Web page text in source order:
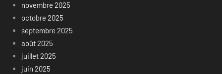
novembre 2025
octobre 2025
septembre 2025
août 2025
juillet 2025
juin 2025